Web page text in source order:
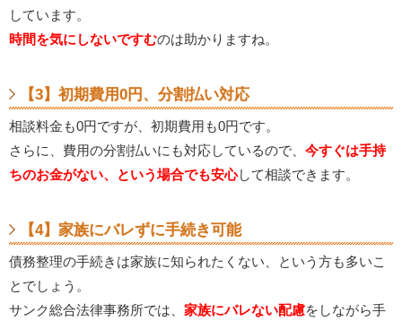
しています。
時間を気にしないですむのは助かりますね。
【3】初期費用0円、分割払い対応
相談料金も0円ですが、初期費用も0円です。
さらに、費用の分割払いにも対応しているので、 今すぐは手持
ちのお金がない、という場合でも安心して相談できます。
【4】家族にバレずに手続き可能
債務整理の手続きは家族に知られたくない、という方も多いこ
とでしょう。
サンク総合法律事務所では、 家族にバレない配慮をしながら手